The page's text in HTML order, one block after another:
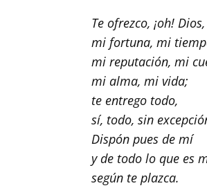
Te ofrezco, ¡oh! Dios,
mi fortuna, mi
mi reputación, mi
mi alma, mi vida;
te entrego todo,
sí, todo, sin
Dispón pues de mí
y de todo lo que es
según te plazca.